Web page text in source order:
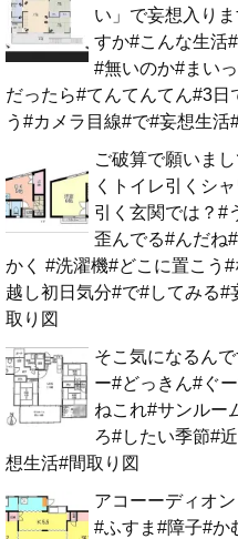
い」で妄想入り
すか#こんな生活
#無いのか#まい
だったら#てんてんてん#3日
う#カメラ目線#で#妄想生活
ご破算で願いまし
くトイレ引くシ
引く玄関では？#
歪んでる#んだね
かく #洗濯機#どこに置こう#
越し初日気分#で#してみる#
取り図
そこ気になるん
ー#どっきん#ぐ
ねこれ#サンルー
ろ#したい季節#
想生活#間取り図
アコーーディオ
#ふすま#障子#か